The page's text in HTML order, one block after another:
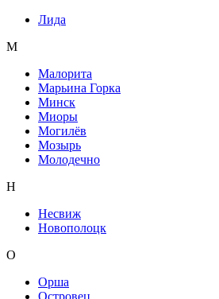
Лида
М
Малорита
Марьина Горка
Минск
Миоры
Могилёв
Мозырь
Молодечно
Н
Несвиж
Новополоцк
О
Орша
Островец